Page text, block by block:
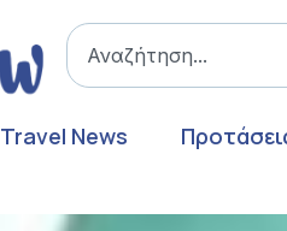
Travel News